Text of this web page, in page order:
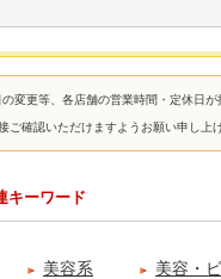
変更等、各店舗の営業時間・定休日
ご確認いただけますようお願い申し上
ーワード
美容系 美容・